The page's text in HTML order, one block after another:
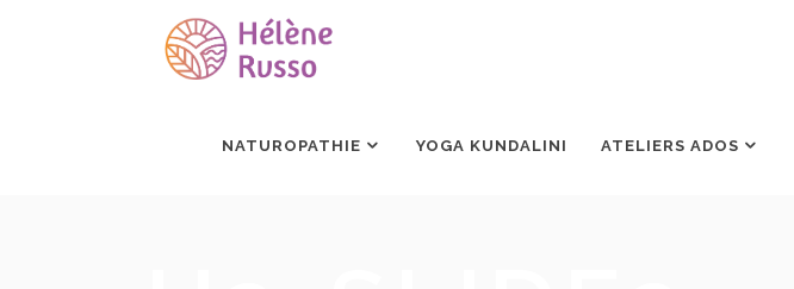
NATUROPATHIE YOGA KUNDALINI ATELIERS ADOS